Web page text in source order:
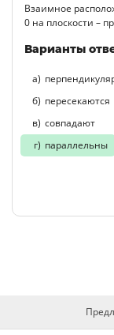
Взаимное
0 на плоскости –
Варианты
пересекаются
совпадают
параллельны